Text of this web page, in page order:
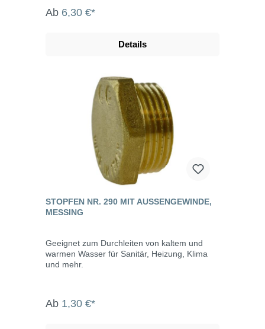
Ab 6,30 €*
Details
STOPFEN NR. 290 MIT AUSSENGEWINDE, M
ESSING
Geeignet zum Durchleiten von kaltem und
warmen Wasser für Sanitär, Heizung, Klima
und mehr.
Ab 1,30 €*